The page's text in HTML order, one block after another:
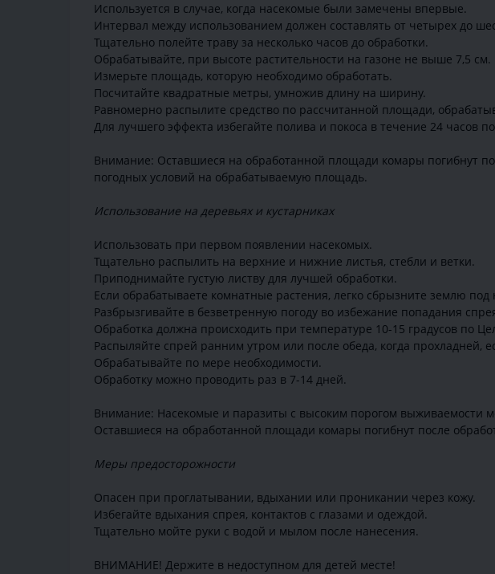
Используется в случае, когда насекомые были замечены впервые.
Интервал между использованием должен составлять от четырех до
Тщательно полейте траву за несколько часов до обработки.
Обрабатывайте, при высоте растительности на газоне не выше 7,5 см.
Измерьте площадь, которую необходимо обработать.
Посчитайте квадратные метры, умножив длину на ширину.
Равномерно распылите средство по рассчитанной площади,
Для лучшего эффекта избегайте полива и покоса в течение 24 часов
Внимание: Оставшиеся на обработанной площади комары погибнут
погодных условий на обрабатываемую площадь.
Использование на деревьях и кустарниках
Использовать при первом появлении насекомых.
Тщательно распылить на верхние и нижние листья, стебли и ветки.
Приподнимайте густую листву для лучшей обработки.
Если обрабатываете комнатные растения, легко сбрызните землю под
Разбрызгивайте в безветренную погоду во избежание попадания
Обработка должна происходить при температуре 10-15 градусов по
Распыляйте спрей ранним утром или после обеда, когда прохладней,
Обрабатывайте по мере необходимости.
Обработку можно проводить раз в 7-14 дней.
Внимание: Насекомые и паразиты с высоким порогом выживаемости
Оставшиеся на обработанной площади комары погибнут после
Меры предосторожности
Опасен при проглатывании, вдыхании или проникании через кожу.
Избегайте вдыхания спрея, контактов с глазами и одеждой.
Тщательно мойте руки с водой и мылом после нанесения.
ВНИМАНИЕ! Держите в недоступном для детей месте!